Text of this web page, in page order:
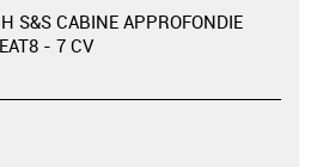
S&S CABINE APPROFONDIE
- 7 CV